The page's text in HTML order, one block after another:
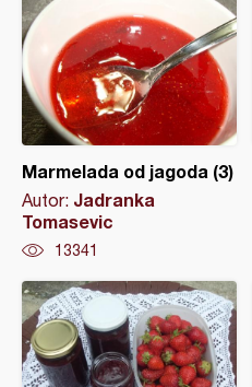
Marmelada od jagoda (3)
Autor: Jadranka
Tomasevic
13341